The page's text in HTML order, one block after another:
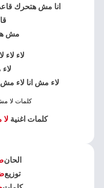
انا مش هتحرك
مش
لاء لاء
لاء مش انا لاء مش
كلمات لا
كلمات اغنية
الحان
توزيع